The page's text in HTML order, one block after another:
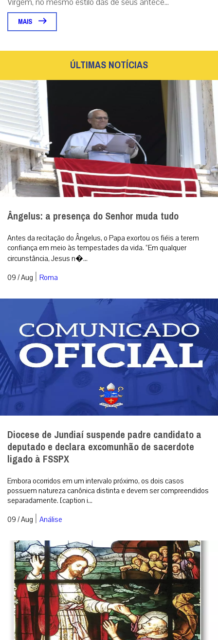
MAIS
ÚLTIMAS NOTÍCIAS
Ângelus: a presença do Senhor muda tudo
Antes da recitação do Ângelus, o Papa exortou os fiéis a terem
confiança em meio às tempestades da vida. “Em qualquer
circunstância, Jesus n�...
09 / Aug | Roma
Diocese de Jundiaí suspende padre candidato a
deputado e declara excomunhão de sacerdote
ligado à FSSPX
Embora ocorridos em um intervalo próximo, os dois casos
possuem natureza canônica distinta e devem ser compreendidos
separadamente. [caption i...
09 / Aug | Análise